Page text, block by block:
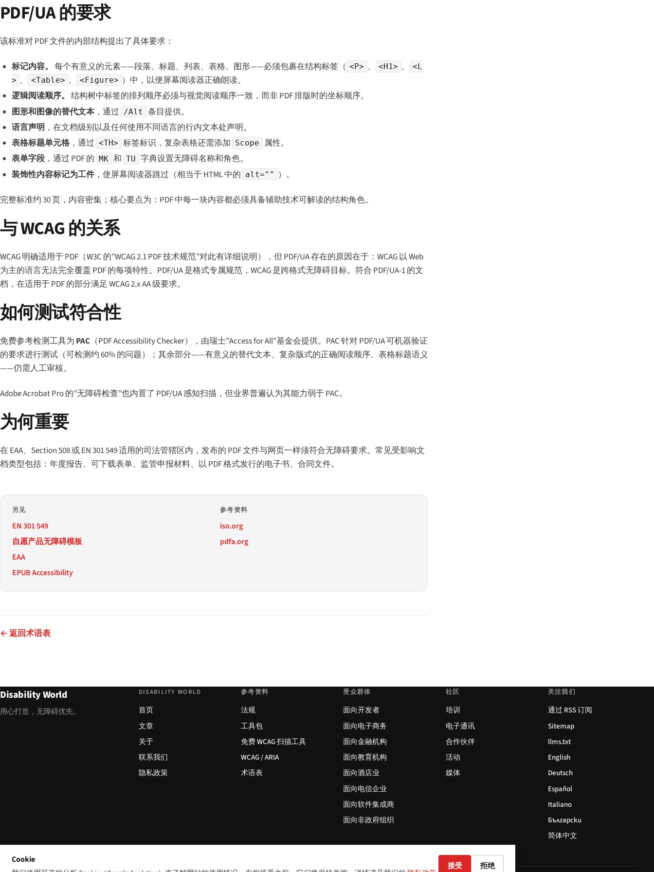
PDF/UA 的要求
该标准对 PDF 文件的内部结构提出了具体要求：
标记内容。 每个有意义的元素——段落、标题、列表、表格、图形——必须包裹在结构标签（ <P> 、 <H1> 、
<L
> 、 <Table> 、 <Figure> ）中，以便屏幕阅读器正确朗读。
逻辑阅读顺序。 结构树中标签的排列顺序必须与视觉阅读顺序一致，而非 PDF 排版时的坐标顺序。
图形和图像的替代文本，通过 /Alt
条目提供。
语言声明 ，在文档级别以及任何使用不同语言的行内文本处声明。
表格标题单元格，通过 <TH> 标签标识，复杂表格还需添加 Scope
属性。
表单字段，通过 PDF 的 MK 和 TU 字典设置无障碍名称和角色。
装饰性内容标记为工件，使屏幕阅读器跳过（相当于 HTML 中的 alt="" ）。
完整标准约 30 页，内容密集；核心要点为：PDF 中每一块内容都必须具备辅助技术可解读的结构角色。
与 WCAG 的关系
WCAG 明确适用于 PDF（W3C 的”WCAG 2.1 PDF 技术规范”对此有详细说明），但 PDF/UA 存在的原因在于：WCAG 以 Web
为主的语言无法完全覆盖 PDF 的每项特性。PDF/UA 是格式专属规范，WCAG 是跨格式无障碍目标。符合 PDF/UA-1 的文
档，在适用于 PDF 的部分满足 WCAG 2.x AA 级要求。
如何测试符合性
免费参考检测工具为 PAC （PDF Accessibility Checker），由瑞士”Access for All”基金会提供。PAC 针对 PDF/UA 可机器验证
的要求进行测试（可检测约 60% 的问题）；其余部分——有意义的替代文本、复杂版式的正确阅读顺序、表格标题语义
——仍需人工审核。
Adobe Acrobat Pro 的”无障碍检查”也内置了 PDF/UA 感知扫描，但业界普遍认为其能力弱于 PAC。
为何重要
在 EAA、Section 508 或 EN 301 549 适用的司法管辖区内，发布的 PDF 文件与网页一样须符合无障碍要求。常见受影响文
档类型包括：年度报告、可下载表单、监管申报材料、以 PDF 格式发行的电子书、合同文件。
另见
EN 301 549
自愿产品无障碍模板
EAA
EPUB Accessibility
参考资料
iso.org
pdfa.org
← 返回术语表
Disability World
用心打造，无障碍优先。
DISABILITY WORLD
首页
文章
关于
联系我们
隐私政策
参考资料
法规
工具包
免费 WCAG 扫描工具
WCAG / ARIA
术语表
受众群体
面向开发者
面向电子商务
面向金融机构
面向教育机构
面向酒店业
面向电信企业
面向软件集成商
面向非政府组织
社区
培训
电子通讯
合作伙伴
活动
媒体
关注我们
通过 RSS 订阅
Sitemap
llms.txt
English
Deutsch
Español
Italiano
Български
简体中文
Cookie
接受 拒绝